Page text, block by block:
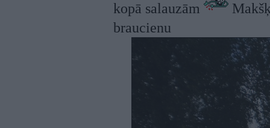
kopā salauzām
braucienu